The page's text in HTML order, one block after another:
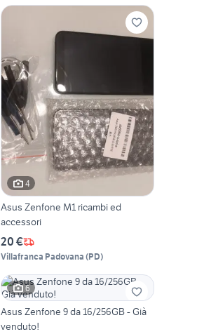
4
Asus Zenfone M1 ricambi ed
accessori
20 €
Villafranca Padovana (PD)
6
Asus Zenfone 9 da 16/256GB - Già
venduto!